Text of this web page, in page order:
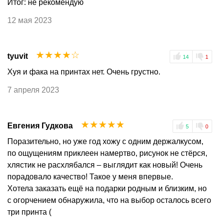
Итог: не рекомендую
12 мая 2023
tyuvit 14 1
☆
☆
☆
☆
☆
Хуя и фака на принтах нет. Очень грустно.
7 апреля 2023
Евгения Гудкова 5 0
☆
☆
☆
☆
☆
Поразительно, но уже год хожу с одним держалкусом,
по ощущениям приклеен намертво, рисунок не стёрся,
хлястик не расхлябался – выглядит как новый! Очень
порадовало качество! Такое у меня впервые.
Хотела заказать ещё на подарки родным и близким, но
с огорчением обнаружила, что на выбор осталось всего
три принта (